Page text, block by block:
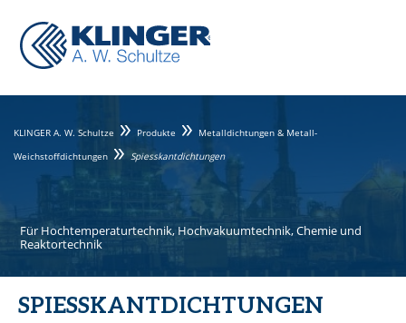
KLINGER A. W. Schultze Produkte
Metalldichtungen & Metall-
Weichstoffdichtungen
Spiesskantdichtungen
Für Hochtemperaturtechnik, Hochvakuumtechnik, Chemie und
Reaktortechnik
SPIESSKANTDICHTUNGEN